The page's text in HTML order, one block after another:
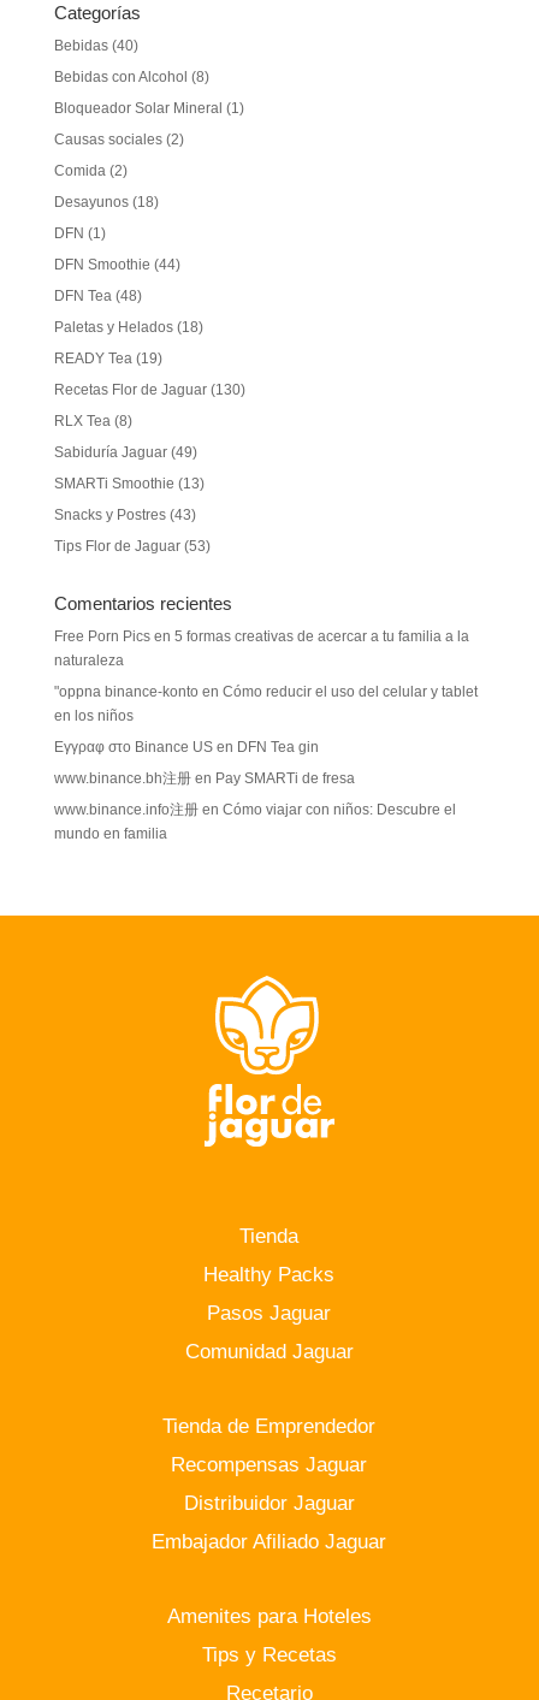
Categorías
Bebidas(40)
Bebidas con Alcohol (8)
Bloqueador Solar Mineral (1)
Causas sociales(2)
Comida (2)
Desayunos(18)
DFN (1)
DFN Smoothie (44)
DFN Tea (48)
Paletas y Helados(18)
READY Tea (19)
Recetas Flor de Jaguar(130)
RLX Tea (8)
Sabiduría Jaguar(49)
SMARTi Smoothie (13)
Snacks y Postres(43)
Tips Flor de Jaguar(53)
Comentarios recientes
Free Porn Picsen 5 formas creativas de acercar a tu familia a la
naturaleza
"oppna binance-konto en Cómo reducir el uso del celular y tablet
en los niños
Εγγραφ στο Binance USen DFN Tea gin
www.binance.bh注册en Pay SMARTi de fresa
www.binance.info注册en Cómo viajar con niños: Descubre el
mundo en familia
Tienda
Healthy Packs
Pasos Jaguar
Comunidad Jaguar
Tienda de Emprendedor
Recompensas Jaguar
Distribuidor Jaguar
Embajador Afiliado Jaguar
Amenites para Hoteles
Tips y Recetas
Recetario